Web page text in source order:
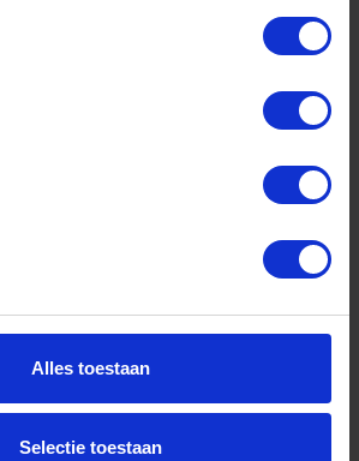
Alles toestaan
Selectie toestaan
binnendraad/binnendraad/
levertijd 1 tot meerdere werkdagen
+
Stuk